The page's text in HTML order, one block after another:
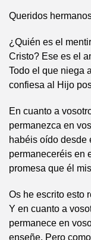
Queridos
¿Quién es el
Cristo? Ese es el
Todo el que niega
confiesa al Hijo
En cuanto a
permanezca en
habéis oído desde
permaneceréis en
promesa que él
Os he escrito esto
Y en cuanto a
permanece en
enseñe. Pero